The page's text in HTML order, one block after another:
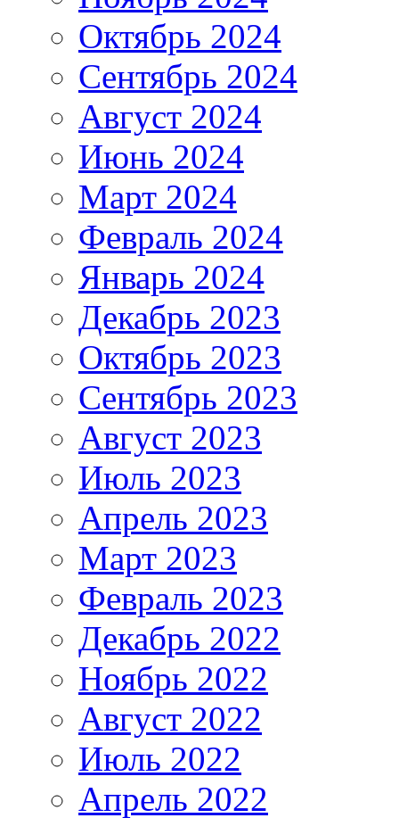
Октябрь 2024
Сентябрь 2024
Август 2024
Июнь 2024
Март 2024
Февраль 2024
Январь 2024
Декабрь 2023
Октябрь 2023
Сентябрь 2023
Август 2023
Июль 2023
Апрель 2023
Март 2023
Февраль 2023
Декабрь 2022
Ноябрь 2022
Август 2022
Июль 2022
Апрель 2022